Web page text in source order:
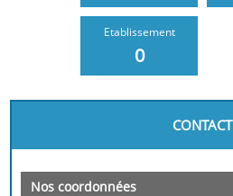
Etablissement
0
CONTACT
Nos coordonnées